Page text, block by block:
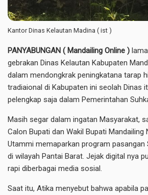
Kantor Dinas Kelautan Madina ( ist )
PANYABUNGAN ( Mandailing Online )
gebrakan Dinas Kelautan Kabupaten
dalam mendongkrak peningkatana tarap
tradiaional di Kabupaten ini seolah Dinas
pelengkap saja dalam Pemerintahan
Masih segar dalam ingatan Masyarakat,
Calon Bupati dan Wakil Bupati Mandailing
Utammi memaparkan program pasangan
di wilayah Pantai Barat. Jejak digital nya
rapi diberbagai media sosial.
Saat itu, Atika menyebut bahwa apabila